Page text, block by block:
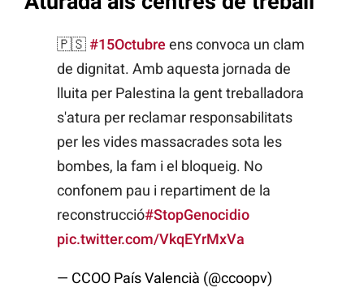
🇵🇸#15Octubre ens convoca un clam
de dignitat. Amb aquesta jornada de
lluita per Palestina la gent treballadora
s'atura per reclamar responsabilitats
per les vides massacrades sota les
bombes, la fam i el bloqueig. No
confonem pau i repartiment de la
reconstrucció#StopGenocidio
pic.twitter.com/VkqEYrMxVa
— CCOO País Valencià (@ccoopv)